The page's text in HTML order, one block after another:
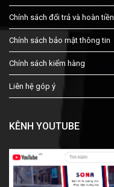
Chính sách đổi trả và hoàn tiền
Chính sách bảo mật thông tin
Chính sách kiểm hàng
Liên hệ góp ý
KÊNH YOUTUBE